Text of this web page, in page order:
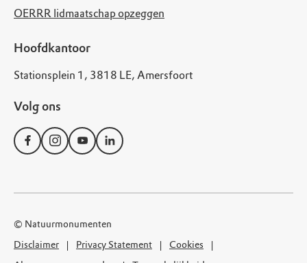
OERRR lidmaatschap opzeggen
Hoofdkantoor
Stationsplein 1, 3818 LE, Amersfoort
Volg ons
© Natuurmonumenten
Disclaimer
Privacy Statement
Cookies